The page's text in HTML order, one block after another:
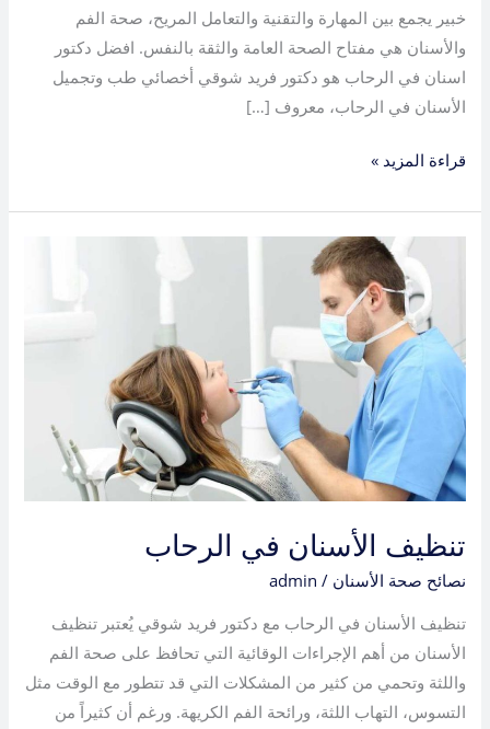
خبير يجمع بين المهارة والتقنية والتعامل المريح، صحة الفم
والأسنان هي مفتاح الصحة العامة والثقة بالنفس. افضل دكتور
اسنان في الرحاب هو دكتور فريد شوقي أخصائي طب وتجميل
الأسنان في الرحاب، معروف […]
قراءة المزيد »
تنظيف الأسنان في الرحاب
نصائح صحة الأسنان /
admin
تنظيف الأسنان في الرحاب مع دكتور فريد شوقي يُعتبر تنظيف
الأسنان من أهم الإجراءات الوقائية التي تحافظ على صحة الفم
واللثة وتحمي من كثير من المشكلات التي قد تتطور مع الوقت مثل
التسوس، التهاب اللثة، ورائحة الفم الكريهة. ورغم أن كثيراً من
الأسنان
الرحاب